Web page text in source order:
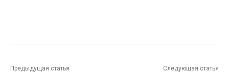
Предыдущая статья Следующая статья